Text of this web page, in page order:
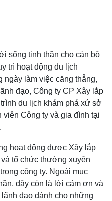
sống tinh thần cho cán bộ
trì hoạt động du lịch
làm việc căng thẳng,
đạo, Công ty CP Xây lắp
du lịch khám phá xứ sở
viên Công ty và gia đình tại
hoạt động được Xây lắp
tổ chức thường xuyên
công ty. Ngoài mục
đây còn là lời cảm ơn và
đạo dành cho những